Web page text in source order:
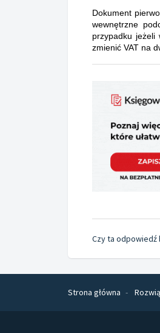
Dokument
wewnętrzne
przypadku jeżeli
zmienić VAT na
Czy ta odpowiedź
Strona główna